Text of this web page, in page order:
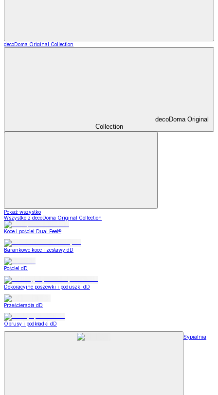
decoDoma Original Collection
decoDoma Original
Collection
Pokaż wszystko
Wszystko z decoDoma Original Collection
Koce i pościel Dual Feel®
Barankowe koce i zestawy dD
Pościel dD
Dekoracyjne poszewki i poduszki dD
Prześcieradła dD
Obrusy i podkładki dD
Sypialnia